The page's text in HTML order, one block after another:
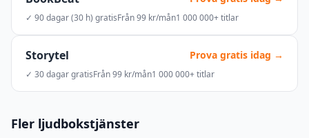
✓ 90 dagar (30 h) gratisFrån 99 kr/mån1 000 000+ titlar
Storytel Prova gratis idag →
✓ 30 dagar gratisFrån 99 kr/mån1 000 000+ titlar
Fler ljudbokstjänster